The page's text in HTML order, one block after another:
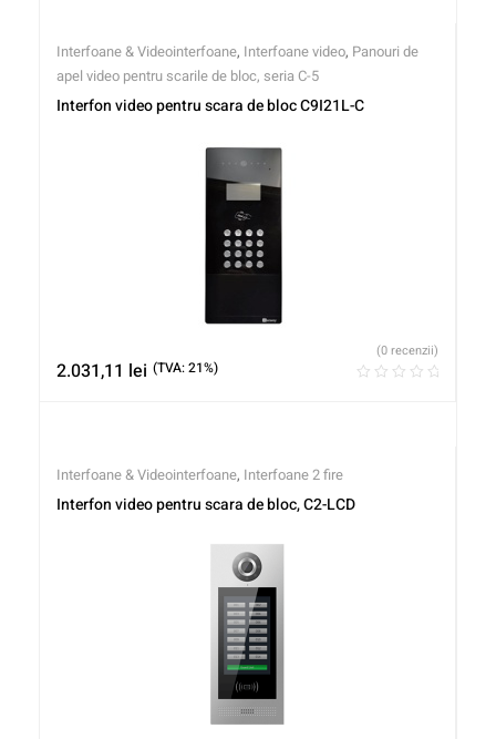
Interfoane & Videointerfoane, Interfoane video, Panouri de
apel video pentru scarile de bloc, seria C-5
Interfon video pentru scara de bloc C9I21L-C
2.031,11 lei (TVA: 21%)
(0 recenzii)
Interfoane & Videointerfoane, Interfoane 2 fire
Interfon video pentru scara de bloc, C2-LCD